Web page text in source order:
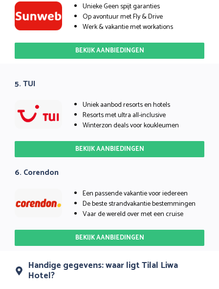
Unieke Geen spijt garanties
Op avontuur met Fly & Drive
Werk & vakantie met workations
BEKIJK AANBIEDINGEN
5. TUI
Uniek aanbod resorts en hotels
Resorts met ultra all-inclusive
Winterzon deals voor koukleumen
BEKIJK AANBIEDINGEN
6. Corendon
Een passende vakantie voor iedereen
De beste strandvakantie bestemmingen
Vaar de wereld over met een cruise
BEKIJK AANBIEDINGEN
Handige gegevens: waar ligt Tilal Liwa
Hotel?